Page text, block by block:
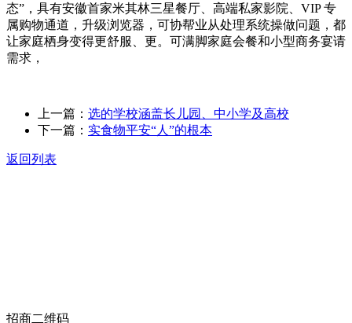
态”，具有安徽首家米其林三星餐厅、高端私家影院、VIP 专
属购物通道，升级浏览器，可协帮业从处理系统操做问题，都
让家庭栖身变得更舒服、更。可满脚家庭会餐和小型商务宴请
需求，
上一篇： 选的学校涵盖长儿园、中小学及高校
下一篇： 实食物平安“人”的根本
返回列表
招商二维码